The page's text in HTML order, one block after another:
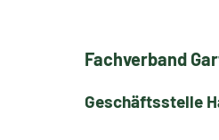
Fachverband
Geschäftsstelle